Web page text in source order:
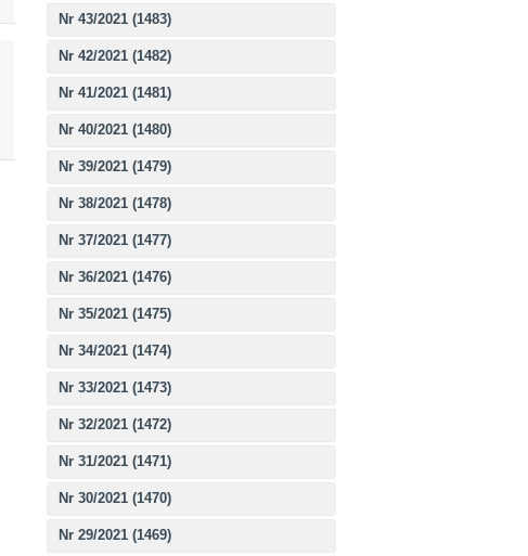
Nr 43/2021 (1483)
Nr 42/2021 (1482)
Nr 41/2021 (1481)
Nr 40/2021 (1480)
Nr 39/2021 (1479)
Nr 38/2021 (1478)
Nr 37/2021 (1477)
Nr 36/2021 (1476)
Nr 35/2021 (1475)
Nr 34/2021 (1474)
Nr 33/2021 (1473)
Nr 32/2021 (1472)
Nr 31/2021 (1471)
Nr 30/2021 (1470)
Nr 29/2021 (1469)